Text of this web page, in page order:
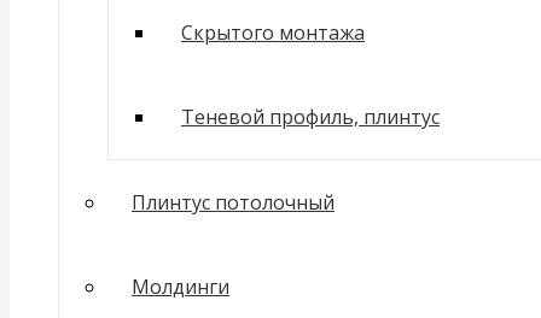
Скрытого монтажа
Теневой профиль, плинтус
Плинтус потолочный
Молдинги